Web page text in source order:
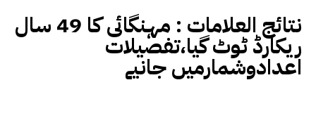
نتائج العلامات : مہنگائی کا 49 سال
ریکارڈ ٹوٹ گیا،تفصیلات
اعدادوشمارمیں جانیے